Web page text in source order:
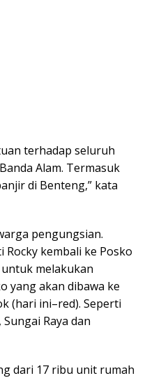
terhadap seluruh
Alam. Termasuk
di Benteng,” kata
pengungsian.
Rocky kembali ke Posko
untuk melakukan
yang akan dibawa ke
(hari ini–red). Seperti
Raya dan
dari 17 ribu unit rumah